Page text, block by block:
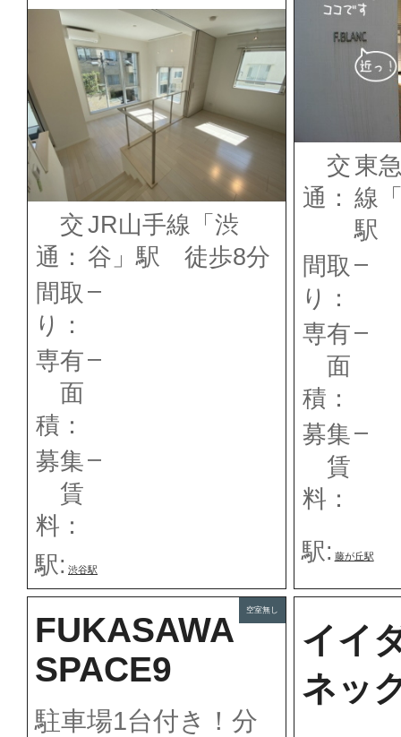
交
通：
JR山手線「渋
谷」駅 徒歩8分
間取
り：
–
専有
面
積：
–
募集
賃
料：
–
駅: 渋谷駅
交
通：
東
線
駅
間取
り：
–
専有
面
積：
–
募集
賃
料：
–
駅: 藤が丘駅
FUKASAWA
SPACE9
駐車場1台付き！分
空室無し
イイ
ネッ